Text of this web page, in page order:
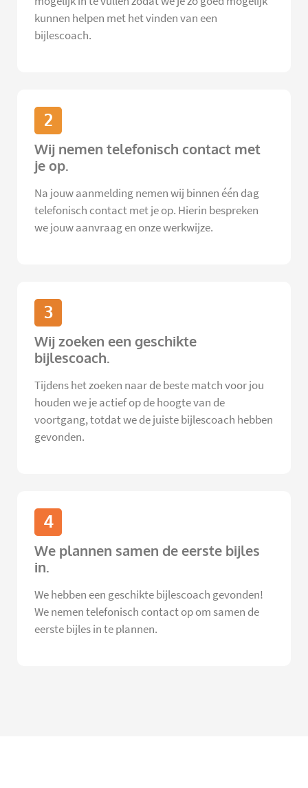
kunnen helpen met het vinden van een
bijlescoach.
2
Wij nemen telefonisch contact met
je op.
Na jouw aanmelding nemen wij binnen één dag
telefonisch contact met je op. Hierin bespreken
we jouw aanvraag en onze werkwijze.
3
Wij zoeken een geschikte
bijlescoach.
Tijdens het zoeken naar de beste match voor jou
houden we je actief op de hoogte van de
voortgang, totdat we de juiste bijlescoach hebben
gevonden.
4
We plannen samen de eerste bijles
in.
We hebben een geschikte bijlescoach gevonden!
We nemen telefonisch contact op om samen de
eerste bijles in te plannen.